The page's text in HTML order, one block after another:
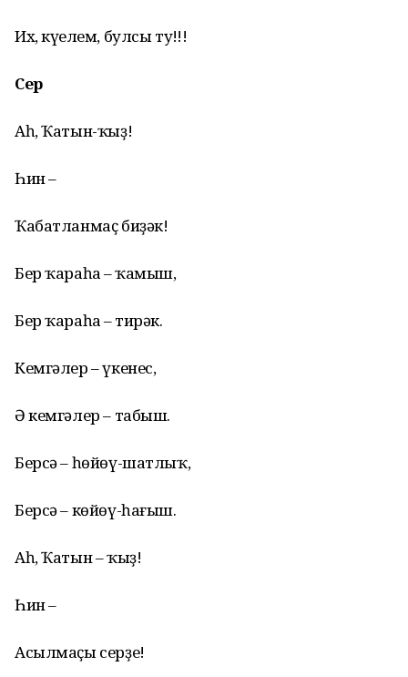
Их, күңелем, булсы туң!!!
Сер
Аһ, Ҡатын-ҡыҙ!
Һин –
Ҡабатланмаҫ биҙәк!
Бер ҡараһаң – ҡамыш,
Бер ҡараһаң – тирәк.
Кемгәлер – үкенес,
Ә кемгәлер – табыш.
Берсә – һөйөү-шатлыҡ,
Берсә – көйөү-һағыш.
Аһ, Ҡатын – ҡыҙ!
Һин –
Асылмаҫы серҙең!